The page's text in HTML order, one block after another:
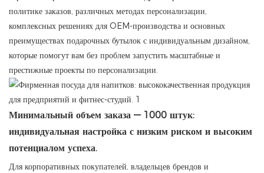
политике заказов, различных методах персонализации,
комплексных решениях для OEM-производства и основных
преимуществах подарочных бутылок с индивидуальным дизайном,
которые помогут вам без проблем запустить масштабные и
престижные проекты по персонализации.
Минимальный объем заказа — 1000 штук:
индивидуальная настройка с низким риском и высоким
потенциалом успеха.
Для корпоративных покупателей, владельцев брендов и